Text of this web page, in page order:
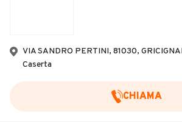
VIA SANDRO PERTINI, 81030,
Caserta
CHIAMA